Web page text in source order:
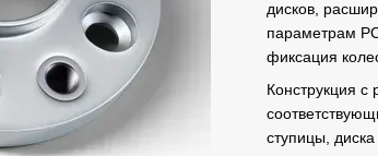
дисков,
параметрам
фиксация
Конструкция с
ступицы,